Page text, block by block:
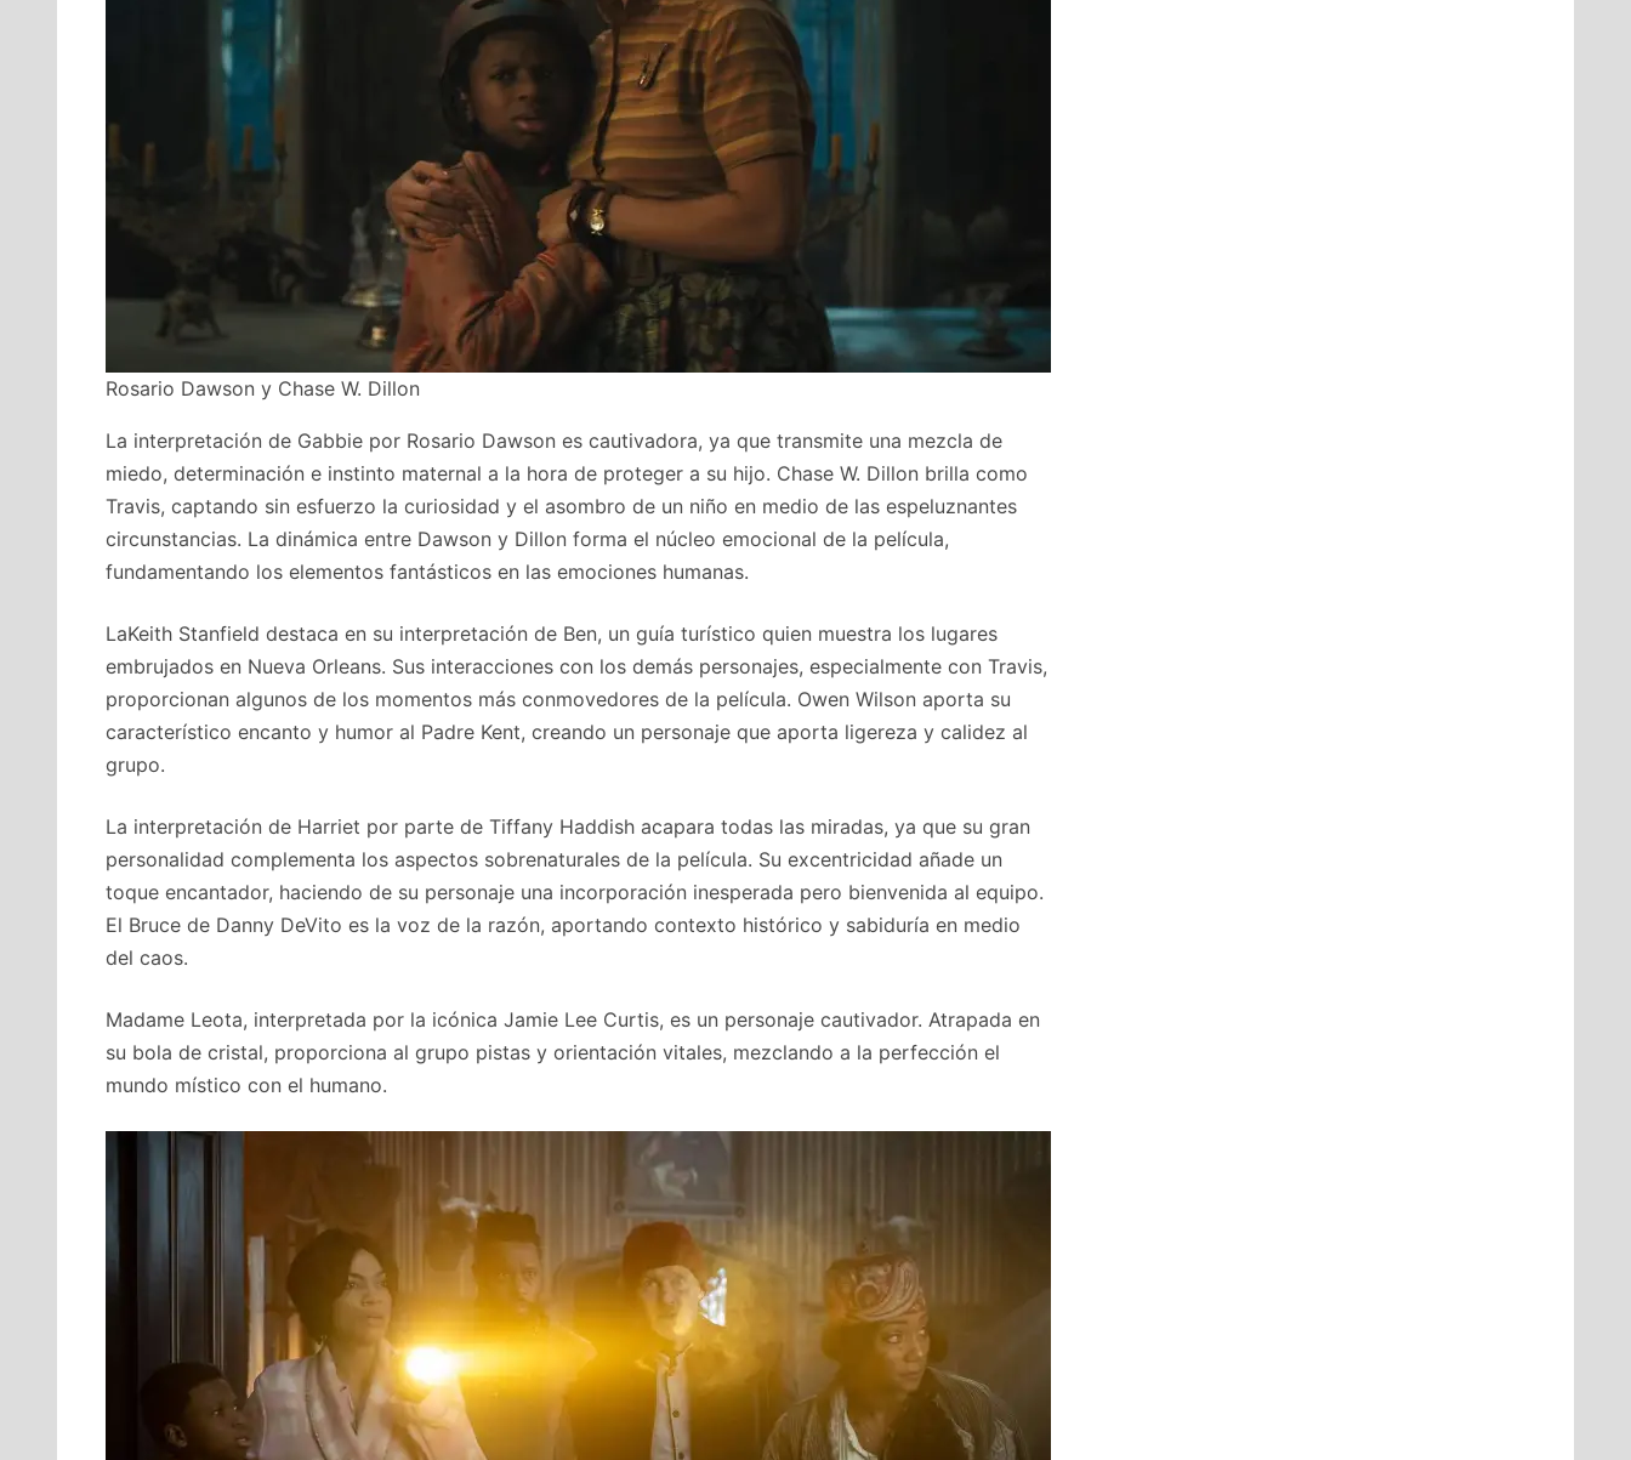
Rosario Dawson y Chase W. Dillon
La interpretación de Gabbie por Rosario Dawson es cautivadora, ya que transmite una mezcla de
miedo, determinación e instinto maternal a la hora de proteger a su hijo. Chase W. Dillon brilla como
Travis, captando sin esfuerzo la curiosidad y el asombro de un niño en medio de las espeluznantes
circunstancias. La dinámica entre Dawson y Dillon forma el núcleo emocional de la película,
fundamentando los elementos fantásticos en las emociones humanas.
LaKeith Stanfield destaca en su interpretación de Ben, un guía turístico quien muestra los lugares
embrujados en Nueva Orleans. Sus interacciones con los demás personajes, especialmente con Travis,
proporcionan algunos de los momentos más conmovedores de la película. Owen Wilson aporta su
característico encanto y humor al Padre Kent, creando un personaje que aporta ligereza y calidez al
grupo.
La interpretación de Harriet por parte de Tiffany Haddish acapara todas las miradas, ya que su gran
personalidad complementa los aspectos sobrenaturales de la película. Su excentricidad añade un
toque encantador, haciendo de su personaje una incorporación inesperada pero bienvenida al equipo.
El Bruce de Danny DeVito es la voz de la razón, aportando contexto histórico y sabiduría en medio
del caos.
Madame Leota, interpretada por la icónica Jamie Lee Curtis, es un personaje cautivador. Atrapada en
su bola de cristal, proporciona al grupo pistas y orientación vitales, mezclando a la perfección el
mundo místico con el humano.